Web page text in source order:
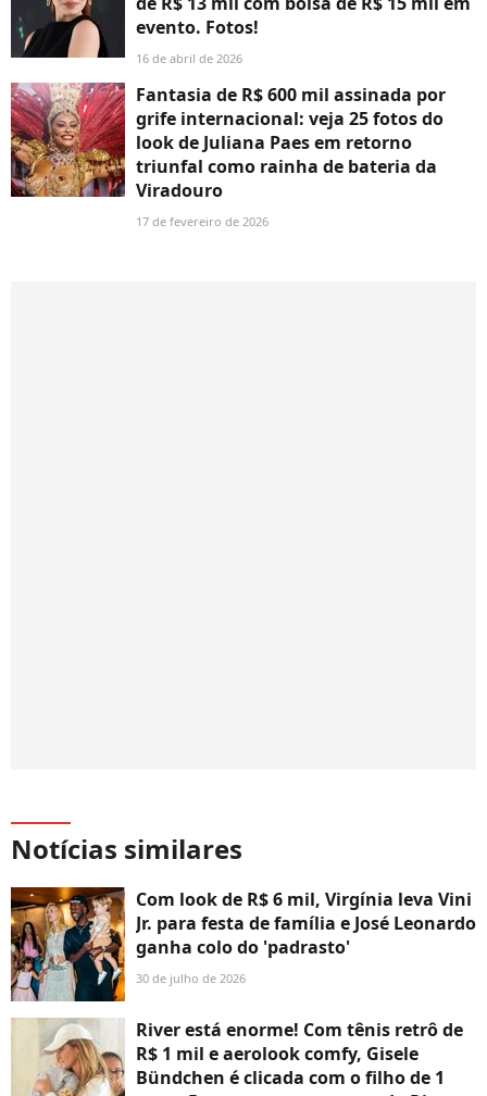
evento. Fotos!
16 de abril de 2026
Fantasia de R$ 600 mil assinada por
grife internacional: veja 25 fotos do
look de Juliana Paes em retorno
triunfal como rainha de bateria da
Viradouro
17 de fevereiro de 2026
Notícias similares
Com look de R$ 6 mil, Virgínia leva Vini
Jr. para festa de família e José Leonardo
ganha colo do 'padrasto'
30 de julho de 2026
River está enorme! Com tênis retrô de
R$ 1 mil e aerolook comfy, Gisele
Bündchen é clicada com o filho de 1